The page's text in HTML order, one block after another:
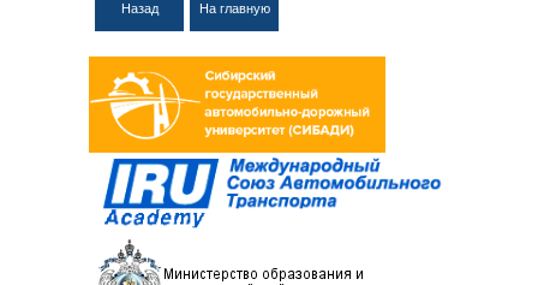
Назад На главную